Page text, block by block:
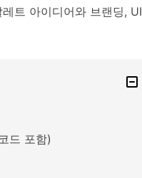
트 아이디어와 브랜딩, UI
드 포함)